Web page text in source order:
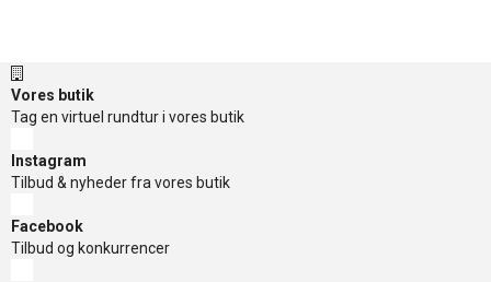
Vores butik
Tag en virtuel rundtur i vores butik
Instagram
Tilbud & nyheder fra vores butik
Facebook
Tilbud og konkurrencer